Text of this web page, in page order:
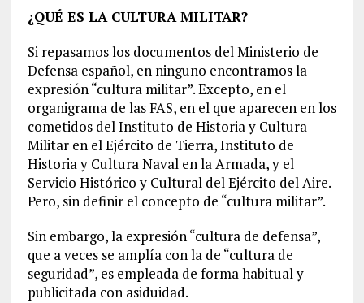
¿QUÉ ES LA CULTURA MILITAR?
Si repasamos los documentos del Ministerio de
Defensa español, en ninguno encontramos la
expresión “cultura militar”. Excepto, en el
organigrama de las FAS, en el que aparecen en los
cometidos del Instituto de Historia y Cultura
Militar en el Ejército de Tierra, Instituto de
Historia y Cultura Naval en la Armada, y el
Servicio Histórico y Cultural del Ejército del Aire.
Pero, sin definir el concepto de “cultura militar”.
Sin embargo, la expresión “cultura de defensa”,
que a veces se amplía con la de “cultura de
seguridad”, es empleada de forma habitual y
publicitada con asiduidad.